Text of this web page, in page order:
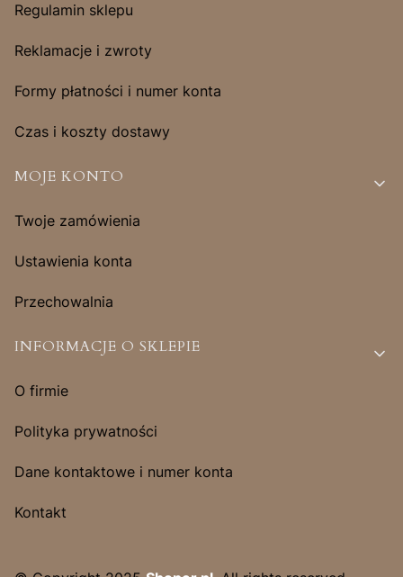
Regulamin sklepu
Reklamacje i zwroty
Formy płatności i numer konta
Czas i koszty dostawy
MOJE KONTO
Twoje zamówienia
Ustawienia konta
Przechowalnia
INFORMACJE O SKLEPIE
O firmie
Polityka prywatności
Dane kontaktowe i numer konta
Kontakt